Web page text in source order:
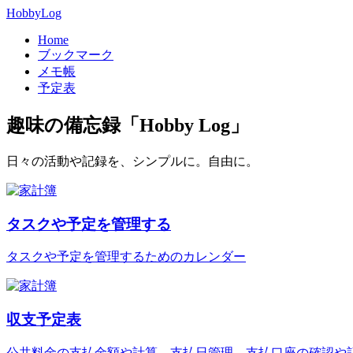
HobbyLog
Home
ブックマーク
メモ帳
予定表
趣味の備忘録「Hobby Log」
日々の活動や記録を、シンプルに。自由に。
タスクや予定を管理する
タスクや予定を管理するためのカレンダー
収支予定表